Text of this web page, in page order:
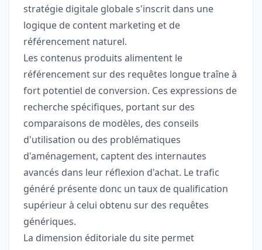
stratégie digitale globale s'inscrit dans une
logique de content marketing et de
référencement naturel.
Les contenus produits alimentent le
référencement sur des requêtes longue traîne à
fort potentiel de conversion. Ces expressions de
recherche spécifiques, portant sur des
comparaisons de modèles, des conseils
d'utilisation ou des problématiques
d'aménagement, captent des internautes
avancés dans leur réflexion d'achat. Le trafic
généré présente donc un taux de qualification
supérieur à celui obtenu sur des requêtes
génériques.
La dimension éditoriale du site permet